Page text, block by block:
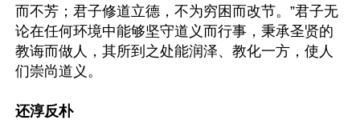
而不芳；君子修道立德，不为穷困而改节。”君子无
论在任何环境中能够坚守道义而行事，秉承圣贤的
教诲而做人，其所到之处能润泽、教化一方，使人
们崇尚道义。
还淳反朴